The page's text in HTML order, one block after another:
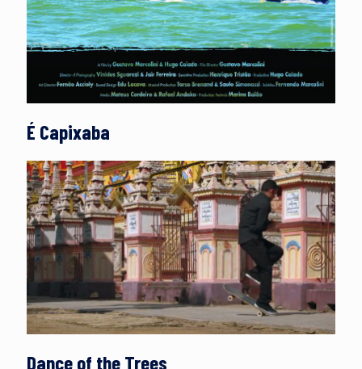
É Capixaba
Dance of the Trees